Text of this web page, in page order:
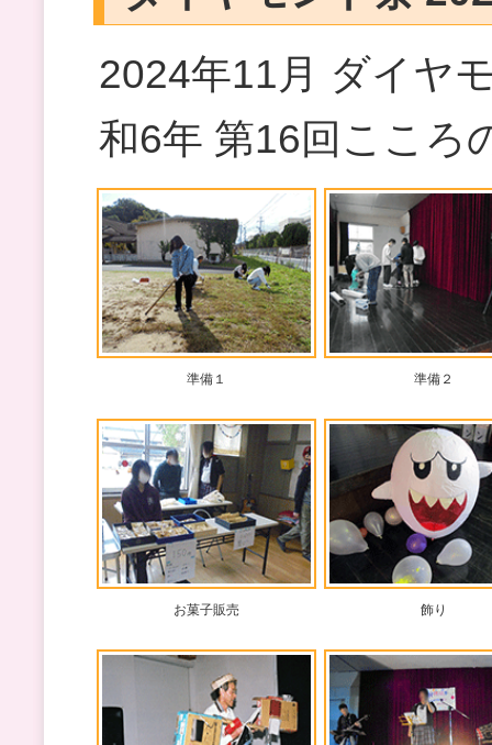
2024年11月 ダイヤ
和6年 第16回こころ
準備１ 準備２
お菓子販売 飾り